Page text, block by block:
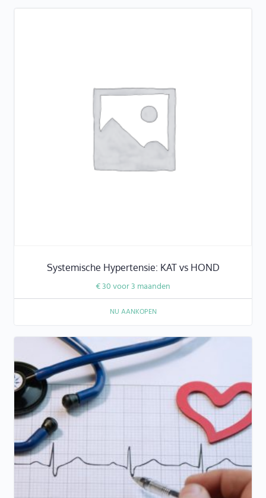
Systemische Hypertensie: KAT vs HOND
€30voor 3 maanden
NU AANKOPEN